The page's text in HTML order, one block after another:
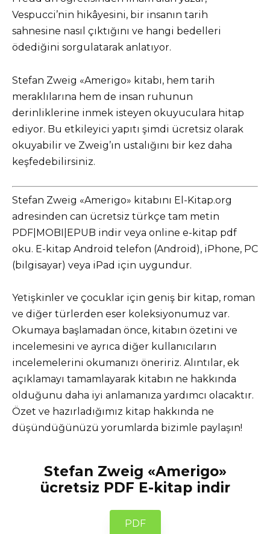
Vespucci’nin hikâyesini, bir insanın tarih
sahnesine nasıl çıktığını ve hangi bedelleri
ödediğini sorgulatarak anlatıyor.
Stefan Zweig «Amerigo» kitabı, hem tarih
meraklılarına hem de insan ruhunun
derinliklerine inmek isteyen okuyuculara hitap
ediyor. Bu etkileyici yapıtı şimdi ücretsiz olarak
okuyabilir ve Zweig’ın ustalığını bir kez daha
keşfedebilirsiniz.
Stefan Zweig «Amerigo» kitabını El-Kitap.org
adresinden can ücretsiz türkçe tam metin
PDF|MOBI|EPUB indir veya online e-kitap pdf
oku. E-kitap Android telefon (Android), iPhone, PC
(bilgisayar) veya iPad için uygundur.
Yetişkinler ve çocuklar için geniş bir kitap, roman
ve diğer türlerden eser koleksiyonumuz var.
Okumaya başlamadan önce, kitabın özetini ve
incelemesini ve ayrıca diğer kullanıcıların
incelemelerini okumanızı öneririz. Alıntılar, ek
açıklamayı tamamlayarak kitabın ne hakkında
olduğunu daha iyi anlamanıza yardımcı olacaktır.
Özet ve hazırladığımız kitap hakkında ne
düşündüğünüzü yorumlarda bizimle paylaşın!
Stefan Zweig «Amerigo»
ücretsiz PDF E-kitap indir
PDF